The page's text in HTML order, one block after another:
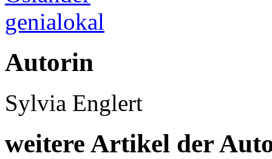
genialokal
Autorin
Sylvia Englert
weitere Artikel der